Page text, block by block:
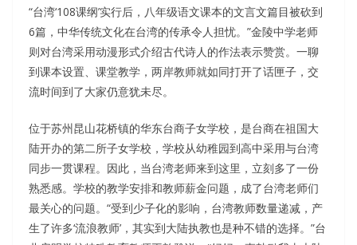
“台湾‘108课纲’实行后，八年级语文课本的文言文篇目被砍到
6篇，中华传统文化在台湾的传承令人担忧。”金陵中学老师
则对台湾采用动漫形式介绍古代诗人的作法表示赞赏。一聊
到课本设置、课堂教学，两岸教师就如同打开了话匣子，交
流时间到了大家仍意犹未尽。
位于苏州昆山花桥镇的华东台商子女学校，是台商在祖国大
陆开办的第二所子女学校，学校从幼稚园到高中采用与台湾
同步一贯课程。因此，当台湾老师来到这里，立刻多了一份
熟悉感。学校的教学安排和教师薪金问题，成了台湾老师们
最关心的问题。“受到少子化的影响，台湾教师数量递减，产
生了许多‘流浪教师’，其实到大陆执教也是种不错的选择。”台